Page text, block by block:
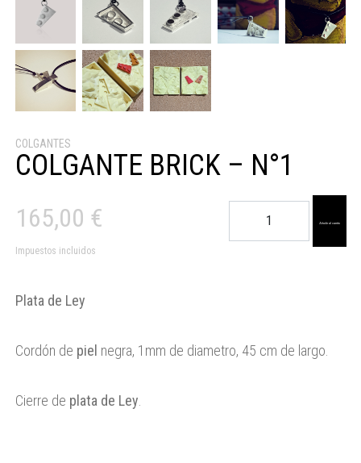
COLGANTES
COLGANTE BRICK – N°1
165,00 €
Impuestos incluidos
-
Añadir al carrito
Plata de Ley
Cordón de piel negra, 1mm de diametro, 45 cm de largo.
Cierre de plata de Ley.